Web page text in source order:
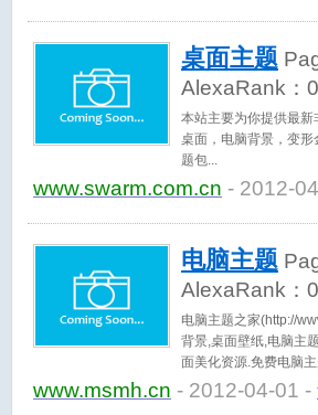
桌面主题
AlexaRank： 0
本站主要为你提供最
桌面，电脑背景，变
题包
www.swarm.com.cn - 2012-
电脑主题
AlexaRank： 0
电脑主题之家(http://
背景,桌面壁纸,电脑主
面美化资源.免费电脑
www.msmh.cn - 2012-04-01 -